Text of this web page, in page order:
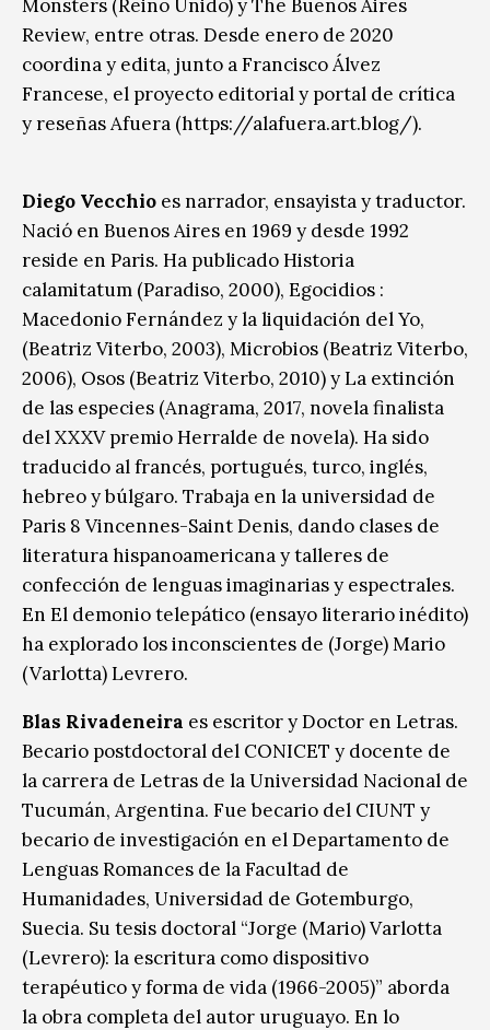
Monsters (Reino Unido) y The Buenos Aires
Review, entre otras. Desde enero de 2020
coordina y edita, junto a Francisco Álvez
Francese, el proyecto editorial y portal de crítica
y reseñas Afuera (https://alafuera.art.blog/).
Diego Vecchio es narrador, ensayista y traductor.
Nació en Buenos Aires en 1969 y desde 1992
reside en Paris. Ha publicado Historia
calamitatum (Paradiso, 2000), Egocidios :
Macedonio Fernández y la liquidación del Yo,
(Beatriz Viterbo, 2003), Microbios (Beatriz Viterbo,
2006), Osos (Beatriz Viterbo, 2010) y La extinción
de las especies (Anagrama, 2017, novela finalista
del XXXV premio Herralde de novela). Ha sido
traducido al francés, portugués, turco, inglés,
hebreo y búlgaro. Trabaja en la universidad de
Paris 8 Vincennes-Saint Denis, dando clases de
literatura hispanoamericana y talleres de
confección de lenguas imaginarias y espectrales.
En El demonio telepático (ensayo literario inédito)
ha explorado los inconscientes de (Jorge) Mario
(Varlotta) Levrero.
Blas Rivadeneira es escritor y Doctor en Letras.
Becario postdoctoral del CONICET y docente de
la carrera de Letras de la Universidad Nacional de
Tucumán, Argentina. Fue becario del CIUNT y
becario de investigación en el Departamento de
Lenguas Romances de la Facultad de
Humanidades, Universidad de Gotemburgo,
Suecia. Su tesis doctoral “Jorge (Mario) Varlotta
(Levrero): la escritura como dispositivo
terapéutico y forma de vida (1966-2005)” aborda
la obra completa del autor uruguayo. En lo